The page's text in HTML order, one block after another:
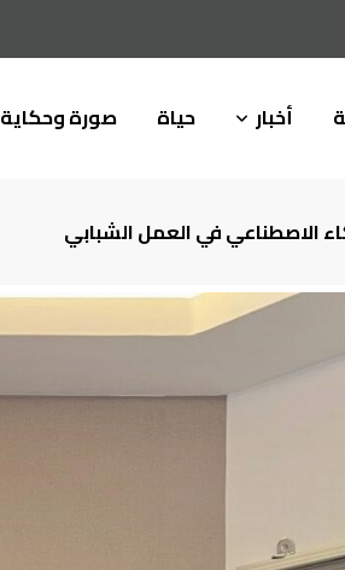
أخبار حياة صورة وحكاية
الاصطناعي في العمل الشبابي